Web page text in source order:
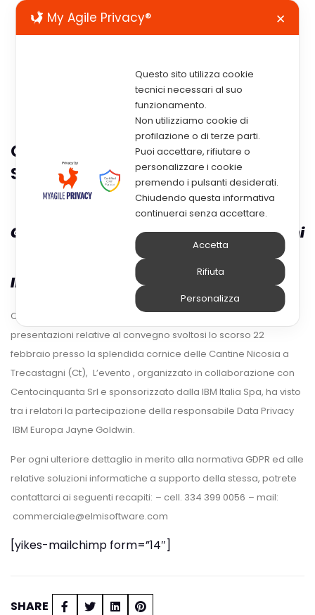
GDPR: Normativa Di Riferimento E
Soluzioni Informatiche A Supporto
GDPR: Normativa di riferimento e Soluzioni
Informatiche a supporto
Compilando il form, potrete accedere al download delle
presentazioni relative al convegno svoltosi lo scorso 22
febbraio presso la splendida cornice delle Cantine Nicosia a
Trecastagni (Ct), L’evento , organizzato in collaborazione con
Centocinquanta Srl e sponsorizzato dalla IBM Italia Spa, ha visto
tra i relatori la partecipazione della responsabile Data Privacy
IBM Europa Jayne Goldwin.
Per ogni ulteriore dettaglio in merito alla normativa GDPR ed alle
relative soluzioni informatiche a supporto della stessa, potrete
contattarci ai seguenti recapiti: – cell. 334 399 0056 – mail:
commerciale@elmisoftware.com
[yikes-mailchimp form=”14″]
SHARE
My Agile Privacy® ✕
Questo sito utilizza cookie
tecnici necessari al suo
funzionamento.
Non utilizziamo cookie di
profilazione o di terze parti.
Puoi accettare, rifiutare o
personalizzare i cookie
premendo i pulsanti desiderati.
Chiudendo questa informativa
continuerai senza accettare.
Accetta
Rifiuta
Personalizza